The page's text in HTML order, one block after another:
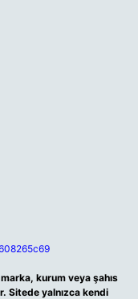
kurum veya şahıs
Sitede yalnızca kendi